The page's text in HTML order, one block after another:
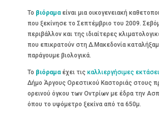
Το βιόραμα είναι μια οικογενειακή
που ξεκίνησε το Σεπτέμβριο του 2009.
περιβάλλον και της ιδιαίτερες
που επικρατούν στη Δ.Μακεδονία
παράγουμε βιολογικά.
Το βιόραμα έχει τις καλλιεργήσιμες
Δήμο Άργους Ορεστικού Καστοριάς στους
ορεινού όγκου των Οντρίων με έδρα την
όπου το υψόμετρο ξεκίνα από τα 650μ.